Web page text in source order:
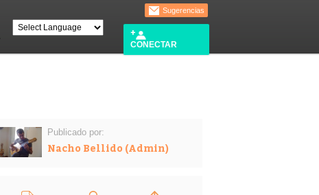
Sugerencias
CONECTAR
Publicado por:
Nacho Bellido (Admin)